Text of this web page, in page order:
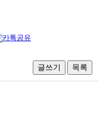
글쓰기 목록